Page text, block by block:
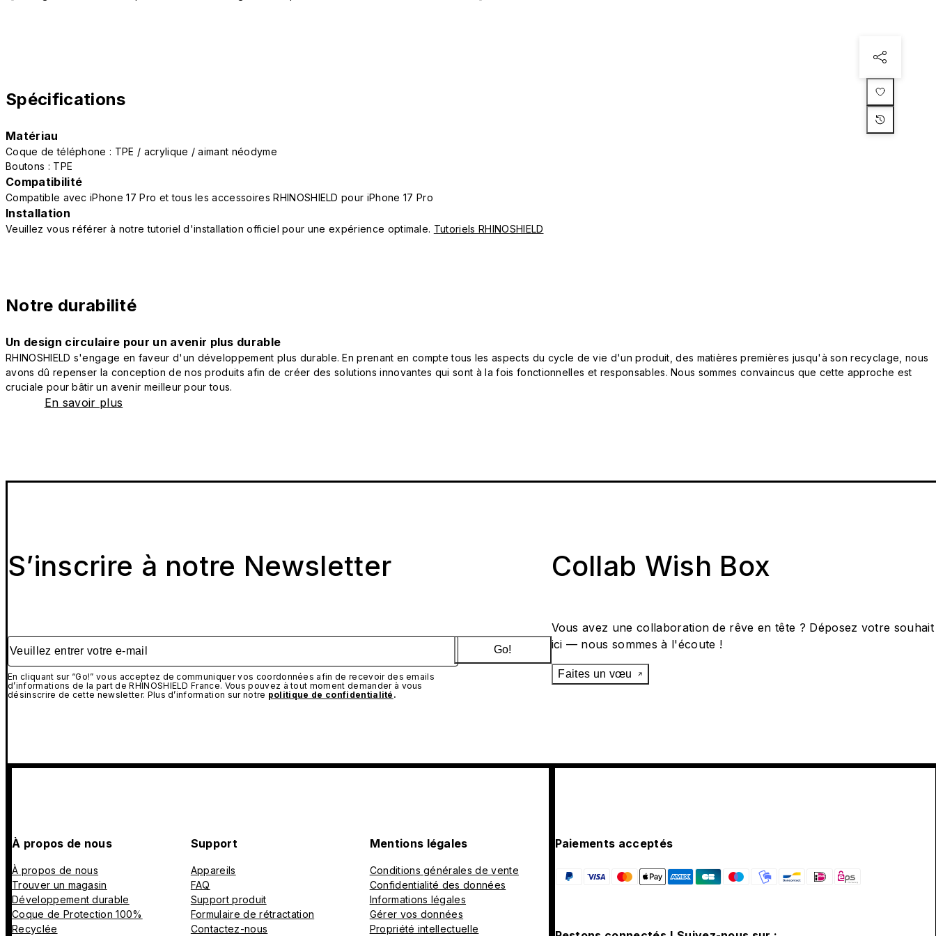
Spécifications
Matériau
Coque de téléphone : TPE / acrylique / aimant néodyme
Boutons : TPE
Compatibilité
Compatible avec iPhone 17 Pro et tous les accessoires RHINOSHIELD pour iPhone 17 Pro
Installation
Veuillez vous référer à notre tutoriel d'installation officiel pour une expérience optimale. Tutoriels RHINOSHIELD
Notre durabilité
Un design circulaire pour un avenir plus durable
RHINOSHIELD s'engage en faveur d'un développement plus durable. En prenant en compte tous les aspects du cycle de vie d'un produit, des matières premières jusqu'à son recyclage, nous
avons dû repenser la conception de nos produits afin de créer des solutions innovantes qui sont à la fois fonctionnelles et responsables. Nous sommes convaincus que cette approche est
cruciale pour bâtir un avenir meilleur pour tous.
En savoir plus
S’inscrire à notre Newsletter
Veuillez entrer votre e-mail
En cliquant sur “Go!” vous acceptez de communiquer vos coordonnées afin de recevoir des emails
d’informations de la part de RHINOSHIELD France. Vous pouvez à tout moment demander à vous
désinscrire de cette newsletter. Plus d’information sur notre politique de confidentialité .
Go!
Collab Wish Box
Vous avez une collaboration de rêve en tête ? Déposez votre souhait
ici — nous sommes à l'écoute !
Faites un vœu
À propos de nous
À propos de nous
Trouver un magasin
Développement durable
Coque de Protection 100%
Recyclée
Support
Appareils
FAQ
Support produit
Formulaire de rétractation
Contactez-nous
Mentions légales
Conditions générales de vente
Confidentialité des données
Informations légales
Gérer vos données
Propriété intellectuelle
Paiements acceptés